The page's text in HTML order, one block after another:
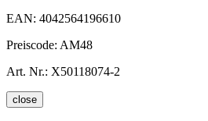
EAN: 4042564196610
Preiscode: AM48
Art. Nr.: X50118074-2
close